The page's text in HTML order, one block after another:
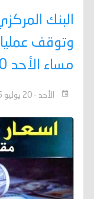
البنك
وتوقف
مساء الأحد 20 يوليو 2025
الأحد - 20 يوليو 2025 - 08:18 م بتوقيت عدن